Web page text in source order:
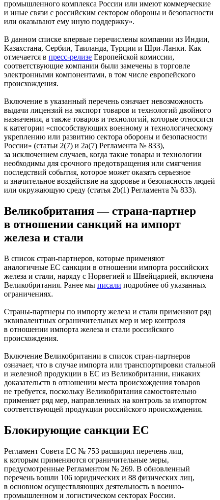
промышленного комплекса России или имеют коммерческие
и иные связи с российским сектором обороны и безопасности
или оказывают ему иную поддержку».
В данном списке впервые перечислены компании из Индии,
Казахстана, Сербии, Таиланда, Турции и Шри-Ланки. Как
отмечается в пресс-релизе Европейской комиссии,
соответствующие компании были замечены в торговле
электронными компонентами, в том числе европейского
происхождения.
Включение в указанный перечень означает невозможность
выдачи лицензий на экспорт товаров и технологий двойного
назначения, а также товаров и технологий, которые относятся
к категории «способствующих военному и технологическому
укреплению или развитию сектора обороны и безопасности
России» (статьи 2(7) и 2a(7) Регламента № 833),
за исключением случаев, когда такие товары и технологии
необходимы для срочного предотвращения или смягчения
последствий события, которое может оказать серьезное
и значительное воздействие на здоровье и безопасность людей
или окружающую среду (статья 2b(1) Регламента № 833).
Великобритания — страна-партнер
в отношении санкций на импорт
железа и стали
В список стран-партнеров, которые применяют
аналогичные ЕС санкции в отношении импорта российских
железа и стали, наряду с Норвегией и Швейцарией, включена
Великобритания. Ранее мы писали подробнее об указанных
ограничениях.
Страны-партнеры по импорту железа и стали применяют ряд
эквивалентных ограничительных мер и мер контроля
в отношении импорта железа и стали российского
происхождения.
Включение Великобритании в список стран-партнеров
означает, что в случае импорта или транспортировки стальной
и железной продукции в ЕС из Великобритании, никаких
доказательств в отношении места происхождения товаров
не требуется, поскольку Великобритания самостоятельно
применяет ряд мер, направленных на контроль за импортом
соответствующей продукции российского происхождения.
Блокирующие санкции ЕС
Регламент Совета ЕС № 753 расширил перечень лиц,
к которым применяются ограничительные меры,
предусмотренные Регламентом № 269. В обновленный
перечень вошли 106 юридических и 88 физических лиц,
в основном осуществляющих деятельность в военно-
промышленном и логистическом секторах России.